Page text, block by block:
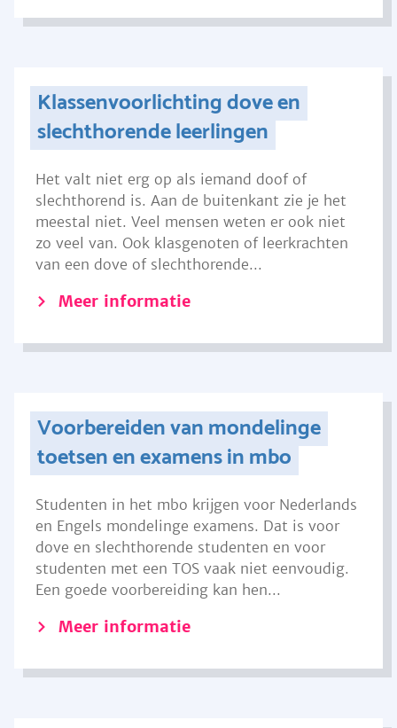
Klassenvoorlichting dove en
slechthorende leerlingen
Het valt niet erg op als iemand doof of
slechthorend is. Aan de buitenkant zie je het
meestal niet. Veel mensen weten er ook niet
zo veel van. Ook klasgenoten of leerkrachten
van een dove of slechthorende...
Meer informatie
Voorbereiden van mondelinge
toetsen en examens in mbo
Studenten in het mbo krijgen voor Nederlands
en Engels mondelinge examens. Dat is voor
dove en slechthorende studenten en voor
studenten met een TOS vaak niet eenvoudig.
Een goede voorbereiding kan hen...
Meer informatie